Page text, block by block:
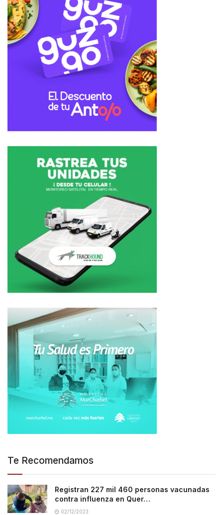
Te Recomendamos
Registran 227 mil 460 personas vacunadas
contra influenza en Quer…
02/12/2023